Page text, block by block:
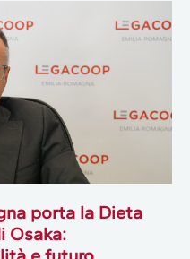
porta la Dieta
Osaka: